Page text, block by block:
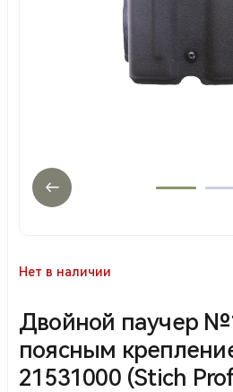
Нет в наличии
Двойной паучер
поясным
21531000 (Stich